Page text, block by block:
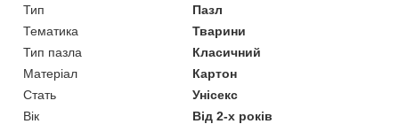
Тип
Пазл
Тематика
Тварини
Тип пазла
Класичний
Матеріал
Картон
Стать
Унісекс
Вік
Від 2-х років